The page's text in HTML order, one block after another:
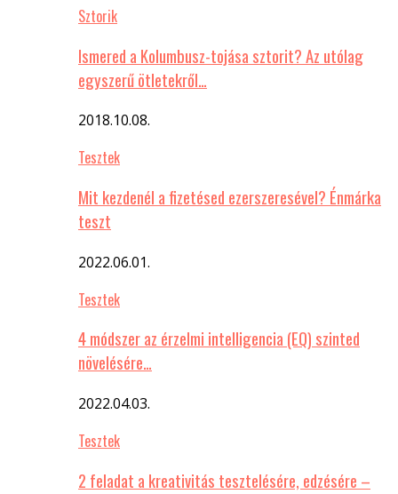
Sztorik
Ismered a Kolumbusz-tojása sztorit? Az utólag
egyszerű ötletekről…
2018.10.08.
Tesztek
Mit kezdenél a fizetésed ezerszeresével? Énmárka
teszt
2022.06.01.
Tesztek
4 módszer az érzelmi intelligencia (EQ) szinted
növelésére…
2022.04.03.
Tesztek
2 feladat a kreativitás tesztelésére, edzésére –